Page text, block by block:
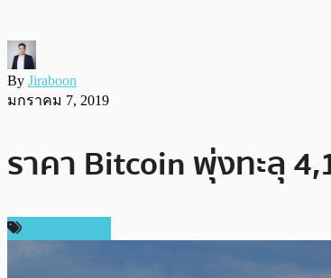
By Jiraboon
มกราคม 7, 2019
ราคา Bitcoin พุ่งทะลุ